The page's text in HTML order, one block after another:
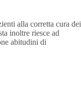
alla corretta cura dei
inoltre riesce ad
abitudini di